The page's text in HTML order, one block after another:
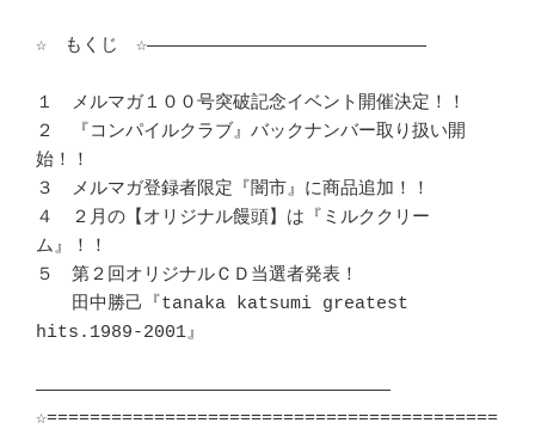
☆　もくじ　☆――――――――――――――――――――――――――
１　メルマガ１００号突破記念イベント開催決定！！
２　『コンパイルクラブ』バックナンバー取り扱い開
始！！
３　メルマガ登録者限定『闇市』に商品追加！！
４　２月の【オリジナル饅頭】は『ミルククリー
ム』！！
５　第２回オリジナルＣＤ当選者発表！
田中勝己『tanaka katsumi greatest
hits.1989-2001』
―――――――――――――――――――――――――――――――――
☆==========================================